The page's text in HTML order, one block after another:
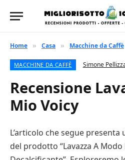
Home » Casa » Macchine da Caffè
MACCHINE DA CAFFÈ Simone
Recensione
Mio Voicy
L’articolo che segue presenta
del prodotto “Lavazza A